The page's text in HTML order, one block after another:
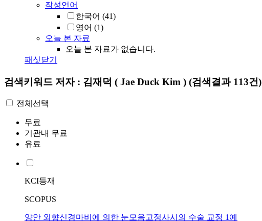
작성언어
한국어 (41)
영어 (1)
오늘 본 자료
오늘 본 자료가 없습니다.
패싯닫기
검색키워드 저자 : 김재덕 ( Jae Duck Kim ) (검색결과 113건)
전체선택
무료
기관내 무료
유료
KCI등재
SCOPUS
양안 외향신경마비에 의한 눈모음고정사시의 수술 교정 1예